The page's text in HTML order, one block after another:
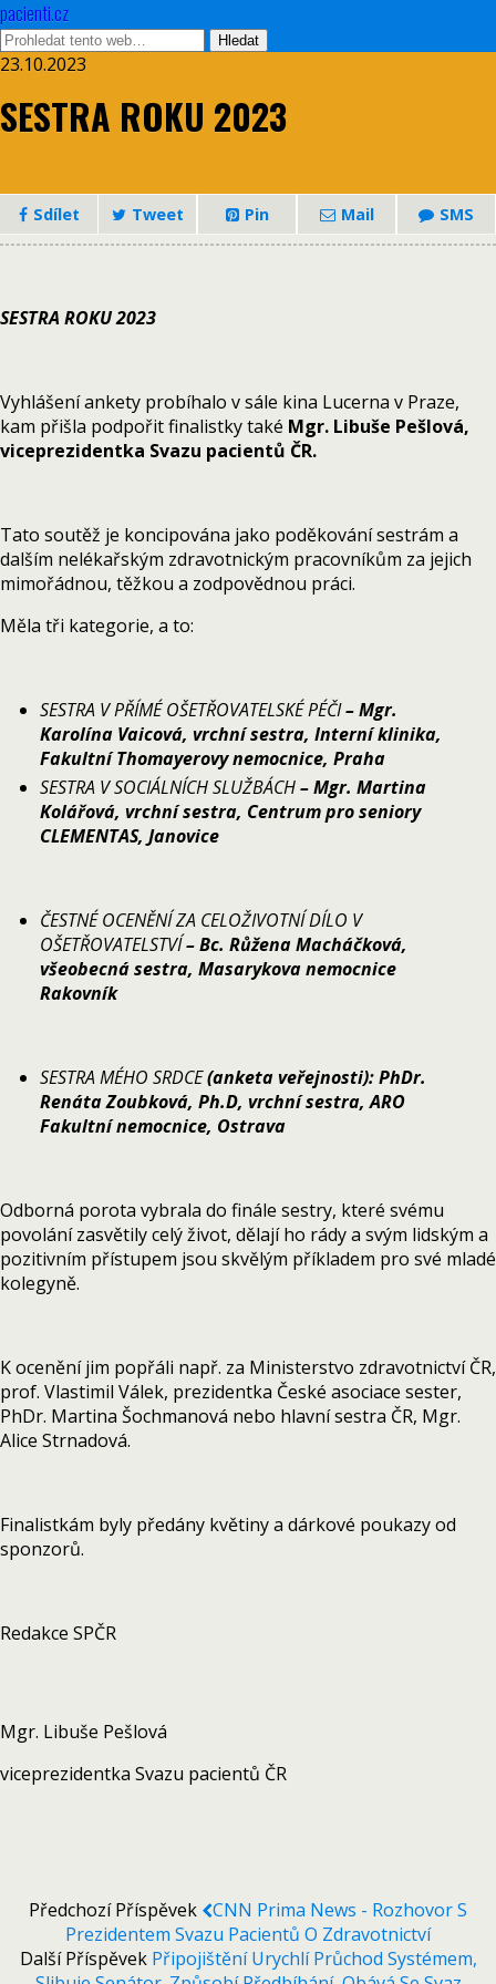
pacienti.cz
23.10.2023
SESTRA ROKU 2023
Sdílet Tweet Pin Mail SMS
SESTRA ROKU 2023
Vyhlášení ankety probíhalo v sále kina Lucerna v Praze,
kam přišla podpořit finalistky také Mgr. Libuše Pešlová,
viceprezidentka Svazu pacientů ČR.
Tato soutěž je koncipována jako poděkování sestrám a
dalším nelékařským zdravotnickým pracovníkům za jejich
mimořádnou, těžkou a zodpovědnou práci.
Měla tři kategorie, a to:
SESTRA V PŘÍMÉ OŠETŘOVATELSKÉ PÉČI– Mgr.
Karolína Vaicová, vrchní sestra, Interní klinika,
Fakultní Thomayerovy nemocnice, Praha
SESTRA V SOCIÁLNÍCH SLUŽBÁCH– Mgr. Martina
Kolářová, vrchní sestra, Centrum pro seniory
CLEMENTAS, Janovice
ČESTNÉ OCENĚNÍ ZA CELOŽIVOTNÍ DÍLO V
OŠETŘOVATELSTVÍ– Bc. Růžena Macháčková,
všeobecná sestra, Masarykova nemocnice
Rakovník
SESTRA MÉHO SRDCE(anketa veřejnosti): PhDr.
Renáta Zoubková, Ph.D, vrchní sestra, ARO
Fakultní nemocnice, Ostrava
Odborná porota vybrala do finále sestry, které svému
povolání zasvětily celý život, dělají ho rády a svým lidským a
pozitivním přístupem jsou skvělým příkladem pro své mladé
kolegyně.
K ocenění jim popřáli např. za Ministerstvo zdravotnictví ČR,
prof. Vlastimil Válek, prezidentka České asociace sester,
PhDr. Martina Šochmanová nebo hlavní sestra ČR, Mgr.
Alice Strnadová.
Finalistkám byly předány květiny a dárkové poukazy od
sponzorů.
Redakce SPČR
Mgr. Libuše Pešlová
viceprezidentka Svazu pacientů ČR
Předchozí Příspěvek
CNN Prima News - Rozhovor S
Prezidentem Svazu Pacientů O Zdravotnictví
Další Příspěvek Připojištění Urychlí Průchod Systémem,